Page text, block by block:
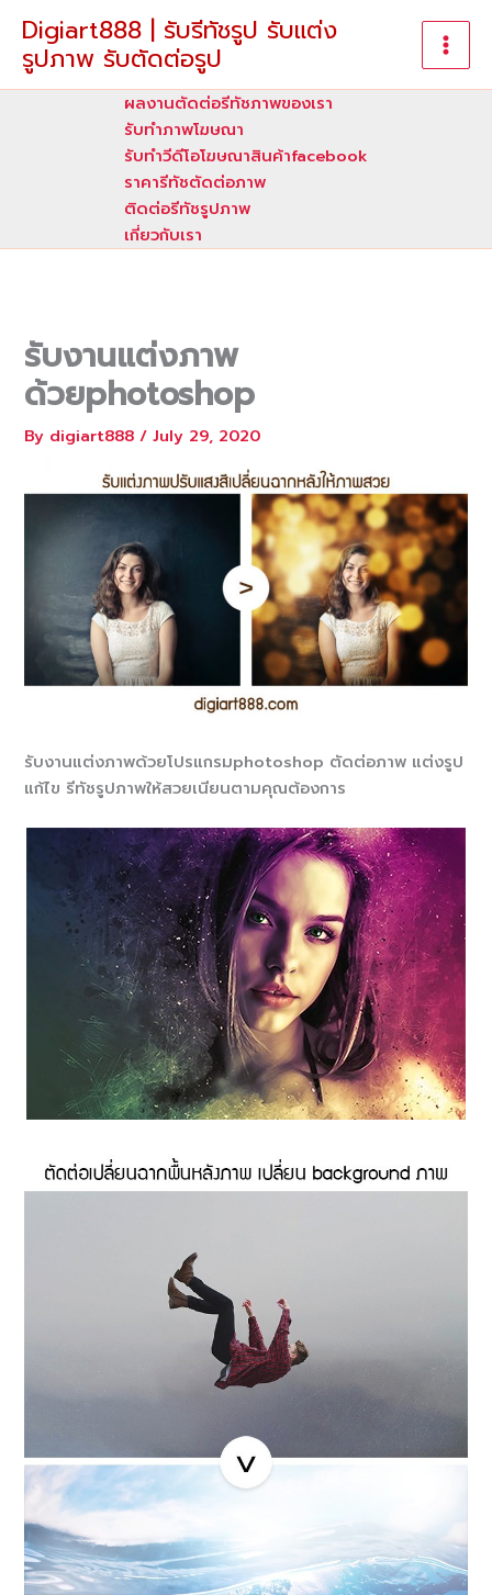
content
Digiart888 | รับรีทัชรูป รับแต่ง
รูปภาพ รับตัดต่อรูป
ผลงานตัดต่อรีทัชภาพของเรา
รับทําภาพโฆษณา
รับทำวีดีโอโฆษณาสินค้าfacebook
ราคารีทัชตัดต่อภาพ
ติดต่อรีทัชรูปภาพ
เกี่ยวกับเรา
รับงานแต่งภาพ
ด้วยphotoshop
By digiart888/July 29, 2020
รับงานแต่งภาพด้วยโปรแกรมphotoshop ตัดต่อภาพ แต่งรูป
แก้ไข รีทัชรูปภาพให้สวยเนียนตามคุณต้องการ